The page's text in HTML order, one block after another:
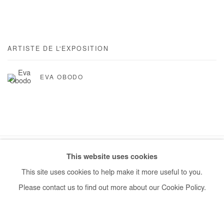
ARTISTE DE L'EXPOSITION
EVA OBODO
COPYRIGHT © #2026# AFIKARIS SITE BY ARTLOGIC
This website uses cookies
This site uses cookies to help make it more useful to you.
Please contact us to find out more about our Cookie Policy.